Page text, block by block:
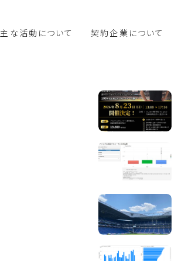
主な活動について 契約企業について